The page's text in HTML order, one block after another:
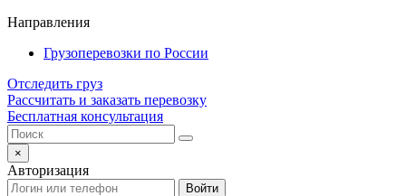
Направления
Грузоперевозки по России
Отследить груз
Рассчитать и заказать перевозку
Бесплатная консультация
×
Авторизация
Войти